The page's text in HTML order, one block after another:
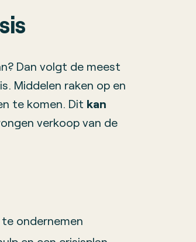
Dan volgt de meest
Middelen raken op en
te komen. Dit kan
verkoop van de
ondernemen